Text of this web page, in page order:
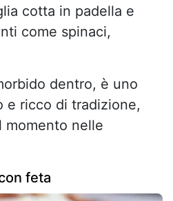
cotta in padella e
come spinaci,
dentro, è uno
e ricco di tradizione,
momento nelle
feta